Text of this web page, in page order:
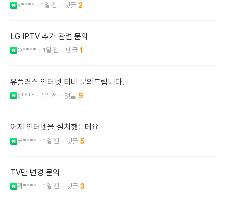
s**** 1일 전 2
LG IPTV 추가 관련 문의
O**** 1일 전 1
유플러스 인터넷 티비 문의드립니다.
a**** 1일 전 9
어제 인터넷을 설치했는데요
코**** 1일 전 5
TV만 변경 문의
뭐**** 1일 전 3